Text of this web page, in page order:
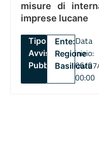
misure di
imprese lucane
Tipo:
Avviso
Pubblico
Ente:
Regione
Basilicata
Data
inizio:
06/
00:00